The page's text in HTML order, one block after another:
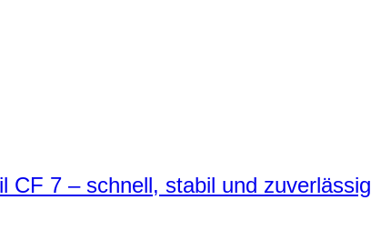
CF 7 – schnell, stabil und zuverlässig